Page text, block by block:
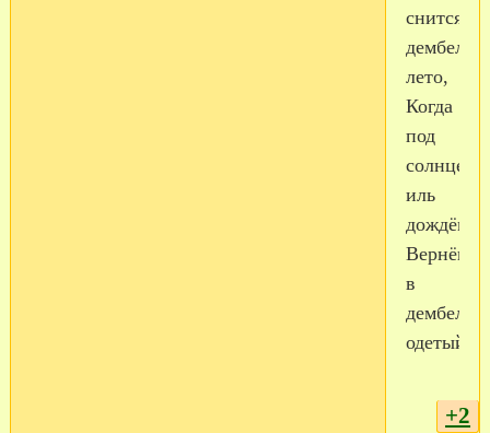
снится
лето,
Когда
под
солнцем
иль
дождём,
в
одетый!
+2